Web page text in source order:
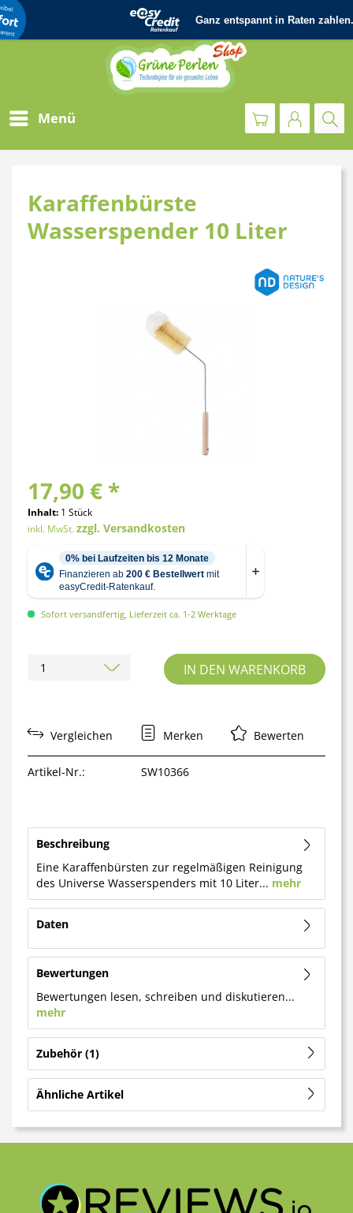
Menü
Karaffenbürste
Wasserspender 10 Liter
17,90 € *
Inhalt: 1 Stück
inkl. MwSt.zzgl. Versandkosten
Sofort versandfertig, Lieferzeit ca. 1-2 Werktage
IN DEN WARENKORB
Vergleichen Merken Bewerten
Artikel-Nr.: SW10366
Beschreibung
Eine Karaffenbürsten zur regelmäßigen Reinigung
des Universe Wasserspenders mit 10 Liter... mehr
Daten
Bewertungen
Bewertungen lesen, schreiben und diskutieren...
mehr
Zubehör 1
Ähnliche Artikel